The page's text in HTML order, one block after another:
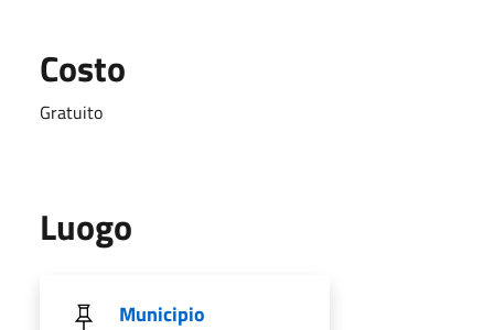
Costo
Gratuito
Luogo
Municipio